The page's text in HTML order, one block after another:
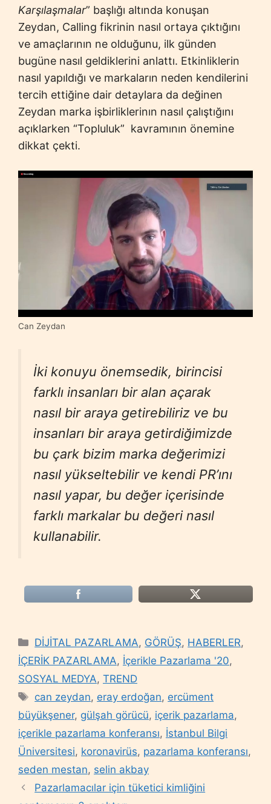
Karşılaşmalar” başlığı altında konuşan
Zeydan, Calling fikrinin nasıl ortaya çıktığını
ve amaçlarının ne olduğunu, ilk günden
bugüne nasıl geldiklerini anlattı. Etkinliklerin
nasıl yapıldığı ve markaların neden kendilerini
tercih ettiğine dair detaylara da değinen
Zeydan marka işbirliklerinın nasıl çalıştığını
açıklarken “Topluluk” kavramının önemine
dikkat çekti.
Can Zeydan
İki konuyu önemsedik, birincisi
farklı insanları bir alan açarak
nasıl bir araya getirebiliriz ve bu
insanları bir araya getirdiğimizde
bu çark bizim marka değerimizi
nasıl yükseltebilir ve kendi PR’ını
nasıl yapar, bu değer içerisinde
farklı markalar bu değeri nasıl
kullanabilir.
Categories
DİJİTAL PAZARLAMA, GÖRÜŞ, HABERLER,
İÇERİK PAZARLAMA, İçerikle Pazarlama '20,
SOSYAL MEDYA, TREND
Tags
can zeydan, eray erdoğan, ercüment
büyükşener, gülşah görücü, içerik pazarlama,
içerikle pazarlama konferansı, İstanbul Bilgi
Üniversitesi, koronavirüs, pazarlama konferansı,
seden mestan, selin akbay
Pazarlamacılar için tüketici kimliğini